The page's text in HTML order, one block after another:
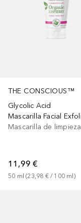
THE CONSCIOUS™
Glycolic Acid
Mascarilla de limpieza
11,99 €
50 ml (23,98 € / 100 ml )